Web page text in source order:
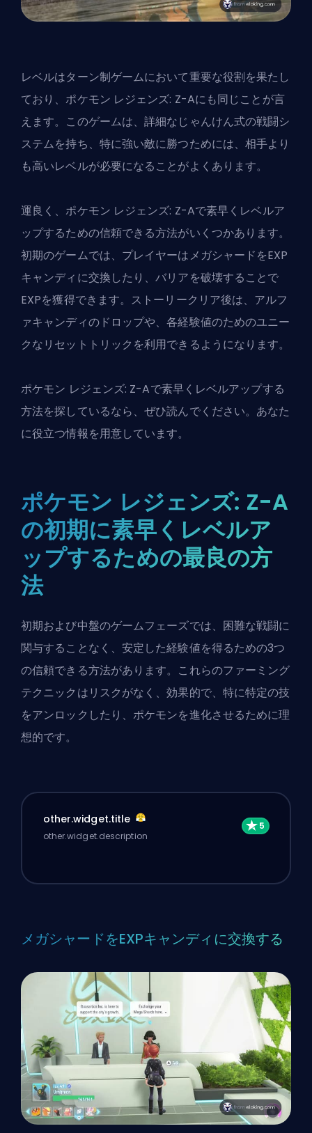
レベルはターン制ゲームにおいて重要な役割を果たし
ており、ポケモン レジェンズ: Z-Aにも同じことが言
えます。このゲームは、詳細なじゃんけん式の戦闘シ
ステムを持ち、特に強い敵に勝つためには、相手より
も高いレベルが必要になることがよくあります。
運良く、ポケモン レジェンズ: Z-Aで素早くレベルア
ップするための信頼できる方法がいくつかあります。
初期のゲームでは、プレイヤーはメガシャードをEXP
キャンディに交換したり、バリアを破壊することで
EXPを獲得できます。ストーリークリア後は、アルフ
ァキャンディのドロップや、各経験値のためのユニー
クなリセットトリックを利用できるようになります。
ポケモン レジェンズ: Z-Aで素早くレベルアップする
方法を探しているなら、ぜひ読んでください。あなた
に役立つ情報を用意しています。
ポケモン レジェンズ: Z-A
の初期に素早くレベルア
ップするための最良の方
法
初期および中盤のゲームフェーズでは、困難な戦闘に
関与することなく、安定した経験値を得るための3つ
の信頼できる方法があります。これらのファーミング
テクニックはリスクがなく、効果的で、特に特定の技
をアンロックしたり、ポケモンを進化させるために理
想的です。
other.widget.title
other.widget.description
メガシャードをEXPキャンディに交換する